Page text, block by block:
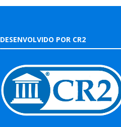
DESENVOLVIDO POR CR2